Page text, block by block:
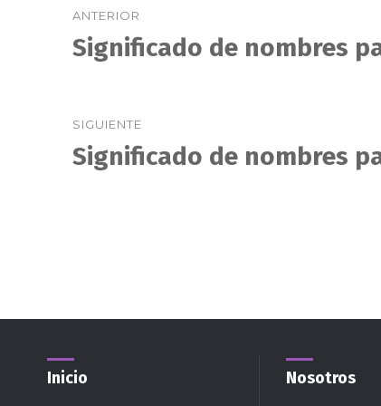
de
ANTERIOR
Entrada
Significado de nombres
SIGUIENTE
Entrada
Significado de nombres
Inicio Nosotros